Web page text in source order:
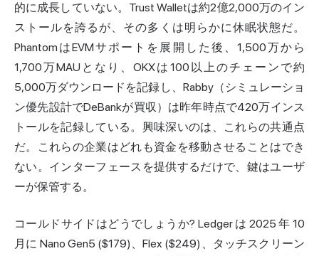
的に成長していない。Trust Walletは約2億2,000万のイン
ストールを誇るが、その多くは明らかに休眠状態だ。
PhantomはEVMサポートを展開した後、1,500万から
1,700万MAUとなり、OKXは100以上のチェーンで約
5,000万ダウンロードを記録し、Rabby（シミュレーショ
ン優先設計でDeBankが買収）は昨年時点で420万インス
トールを記録している。興味深いのは、これらの共通点
だ。これらの企業はどれも資金を移動させることはでき
ない。インターフェースを提供するだけで、鍵はユーザ
ーが保管する。
コールドサイドはどうでしょうか? Ledgerは 2025 年 10
月に Nano Gen5 ($179)、Flex ($249)、タッチスクリーン